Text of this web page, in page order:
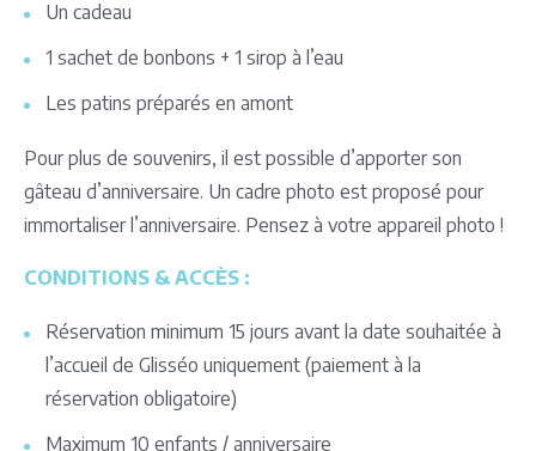
Un cadeau
1 sachet de bonbons + 1 sirop à l’eau
Les patins préparés en amont
Pour plus de souvenirs, il est possible d’apporter son
gâteau d’anniversaire. Un cadre photo est proposé pour
immortaliser l’anniversaire. Pensez à votre appareil photo !
CONDITIONS & ACCÈS :
Réservation minimum 15 jours avant la date souhaitée à
l’accueil de Glisséo uniquement (paiement à la
réservation obligatoire)
Maximum 10 enfants / anniversaire